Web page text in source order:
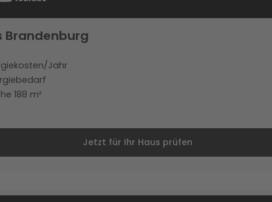
Brandenburg
Jahr
188 m²
Jetzt für Ihr Haus prüfen